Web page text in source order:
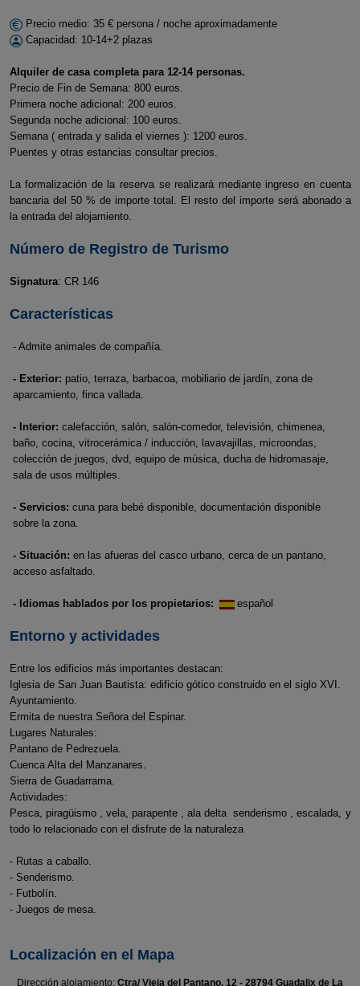
Precio medio: 35 € persona / noche aproximadamente
Capacidad: 10-14+2 plazas
Alquiler de casa completa para 12-14 personas.
Precio de Fin de Semana: 800 euros.
Primera noche adicional: 200 euros.
Segunda noche adicional: 100 euros.
Semana ( entrada y salida el viernes ): 1200 euros.
Puentes y otras estancias consultar precios.
La formalización de la reserva se realizará mediante ingreso en cuenta
bancaria del 50 % de importe total. El resto del importe será abonado a
la entrada del alojamiento.
Número de Registro de Turismo
Signatura: CR 146
Características
- Admite animales de compañía.
- Exterior: patio, terraza, barbacoa, mobiliario de jardín, zona de
aparcamiento, finca vallada.
- Interior: calefacción, salón, salón-comedor, televisión, chimenea,
baño, cocina, vitrocerámica / inducción, lavavajillas, microondas,
colección de juegos, dvd, equipo de música, ducha de hidromasaje,
sala de usos múltiples.
- Servicios: cuna para bebé disponible, documentación disponible
sobre la zona.
- Situación: en las afueras del casco urbano, cerca de un pantano,
acceso asfaltado.
- Idiomas hablados por los propietarios: español
Entorno y actividades
Entre los edificios más importantes destacan:
Iglesia de San Juan Bautista: edificio gótico construido en el siglo XVI.
Ayuntamiento.
Ermita de nuestra Señora del Espinar.
Lugares Naturales:
Pantano de Pedrezuela.
Cuenca Alta del Manzanares.
Sierra de Guadarrama.
Actividades:
Pesca, piragüismo , vela, parapente , ala delta senderismo , escalada, y
todo lo relacionado con el disfrute de la naturaleza
- Rutas a caballo.
- Senderismo.
- Futbolín.
- Juegos de mesa.
Localización en el Mapa
Dirección alojamiento: Ctra/ Vieja del Pantano, 12 - 28794 Guadalix de La